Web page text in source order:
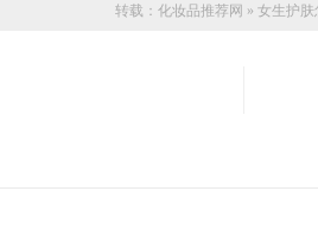
转载： 化妆品推荐网 » 女生护肤